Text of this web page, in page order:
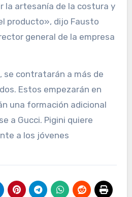
la artesanía de la costura y
producto», dijo Fausto
general de la empresa
se contratarán a más de
Estos empezarán en
una formación adicional
a Gucci. Pigini quiere
a los jóvenes